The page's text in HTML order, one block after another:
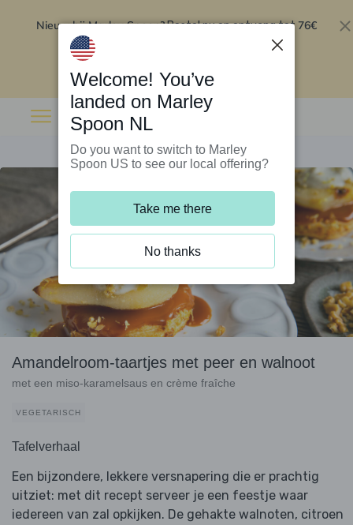
Nieuw bij Marley Spoon?Bestel nu en ontvang tot 76€
Amandelroom-taartjes met peer en walnoot
met een miso-karamelsaus en crème fraîche
VEGETARISCH
Tafelverhaal
Een bijzondere, lekkere versnapering die er prachtig
uitziet: met dit recept serveer je een feestje waar
iedereen van zal opkijken. De gehakte walnoten, citroen
Welcome! You’ve
landed on Marley
Spoon NL
Do you want to switch to Marley
Spoon US to see our local offering?
Take me there
No thanks